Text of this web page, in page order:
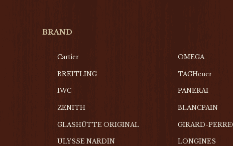
BRAND
Cartier OMEGA
BREITLING TAGHeuer
IWC PANERAI
ZENITH BLANCPAIN
GLASHŰTTE ORIGINAL GIRARD-
ULYSSE NARDIN LONGINES